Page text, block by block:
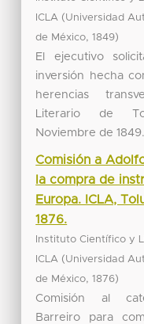
ICLA (Universidad
de México,1849)
El ejecutivo
inversión hecha
herencias
Literario de
Noviembre de 1849.
Comisión a
la compra de
Europa. ICLA,
1876.
Instituto Científico y
ICLA (Universidad
de México,1876)
Comisión al
Barreiro para